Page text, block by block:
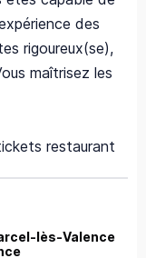
des
rigoureux(se),
maîtrisez les
restaurant
lès-Valence